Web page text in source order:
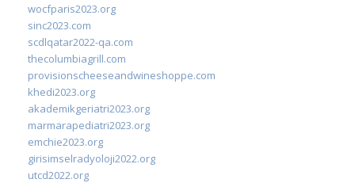
wocfparis2023.org
sinc2023.com
scdlqatar2022-qa.com
thecolumbiagrill.com
provisionscheeseandwineshoppe.com
khedi2023.org
akademikgeriatri2023.org
marmarapediatri2023.org
emchie2023.org
girisimselradyoloji2022.org
utcd2022.org